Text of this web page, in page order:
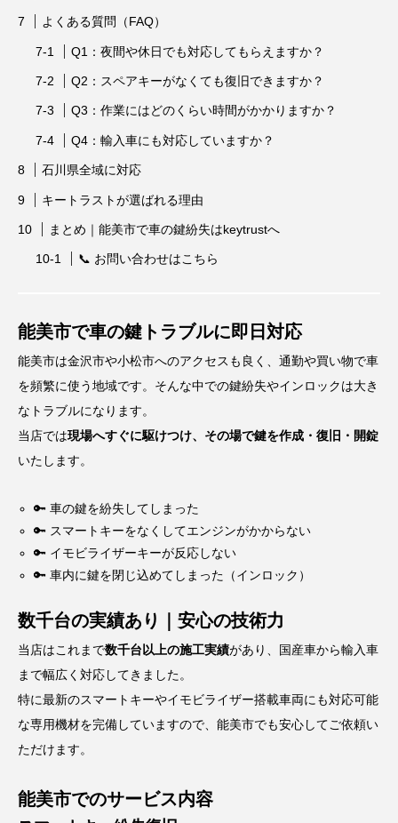
よくある質問（FAQ）
Q1：夜間や休日でも対応してもらえますか？
Q2：スペアキーがなくても復旧できますか？
Q3：作業にはどのくらい時間がかかりますか？
Q4：輸入車にも対応していますか？
石川県全域に対応
キートラストが選ばれる理由
まとめ｜能美市で車の鍵紛失はkeytrustへ
📞 お問い合わせはこちら
能美市で車の鍵トラブルに即日対応
能美市は金沢市や小松市へのアクセスも良く、通勤や買い物で車
を頻繁に使う地域です。そんな中での鍵紛失やインロックは大き
なトラブルになります。
当店では現場へすぐに駆けつけ、その場で鍵を作成・復旧・開錠
いたします。
🔑 車の鍵を紛失してしまった
🔑 スマートキーをなくしてエンジンがかからない
🔑 イモビライザーキーが反応しない
🔑 車内に鍵を閉じ込めてしまった（インロック）
数千台の実績あり｜安心の技術力
当店はこれまで数千台以上の施工実績があり、国産車から輸入車
まで幅広く対応してきました。
特に最新のスマートキーやイモビライザー搭載車両にも対応可能
な専用機材を完備していますので、能美市でも安心してご依頼い
ただけます。
能美市でのサービス内容